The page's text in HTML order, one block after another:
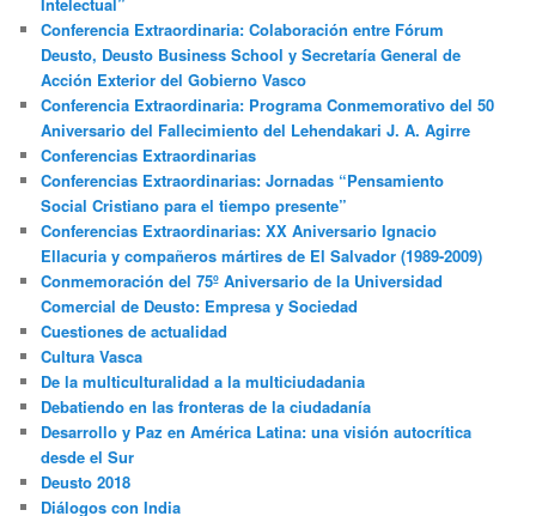
Conferencia Extraordinaria: Colaboración entre Fórum
Deusto, Deusto Business School y Secretaría General de
Acción Exterior del Gobierno Vasco
Conferencia Extraordinaria: Programa Conmemorativo del 50
Aniversario del Fallecimiento del Lehendakari J. A. Agirre
Conferencias Extraordinarias
Conferencias Extraordinarias: Jornadas “Pensamiento
Social Cristiano para el tiempo presente”
Conferencias Extraordinarias: XX Aniversario Ignacio
Ellacuria y compañeros mártires de El Salvador (1989-2009)
Conmemoración del 75º Aniversario de la Universidad
Comercial de Deusto: Empresa y Sociedad
Cuestiones de actualidad
Cultura Vasca
De la multiculturalidad a la multiciudadania
Debatiendo en las fronteras de la ciudadanía
Desarrollo y Paz en América Latina: una visión autocrítica
desde el Sur
Deusto 2018
Diálogos con India